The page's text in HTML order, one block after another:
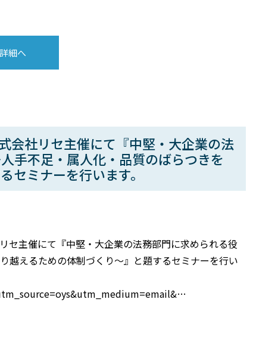
細へ
会社リセ主催にて『中堅・大企業の法
手不足・属人化・品質のばらつきを
セミナーを行います。
セ主催にて『中堅・大企業の法務部門に求められる役
えるための体制づくり～』と題するセミナーを行い